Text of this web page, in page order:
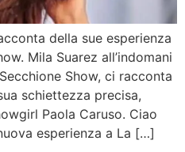
della sue esperienza
Mila Suarez all’indomani
Show, ci racconta
schiettezza precisa,
Paola Caruso. Ciao
esperienza a La […]